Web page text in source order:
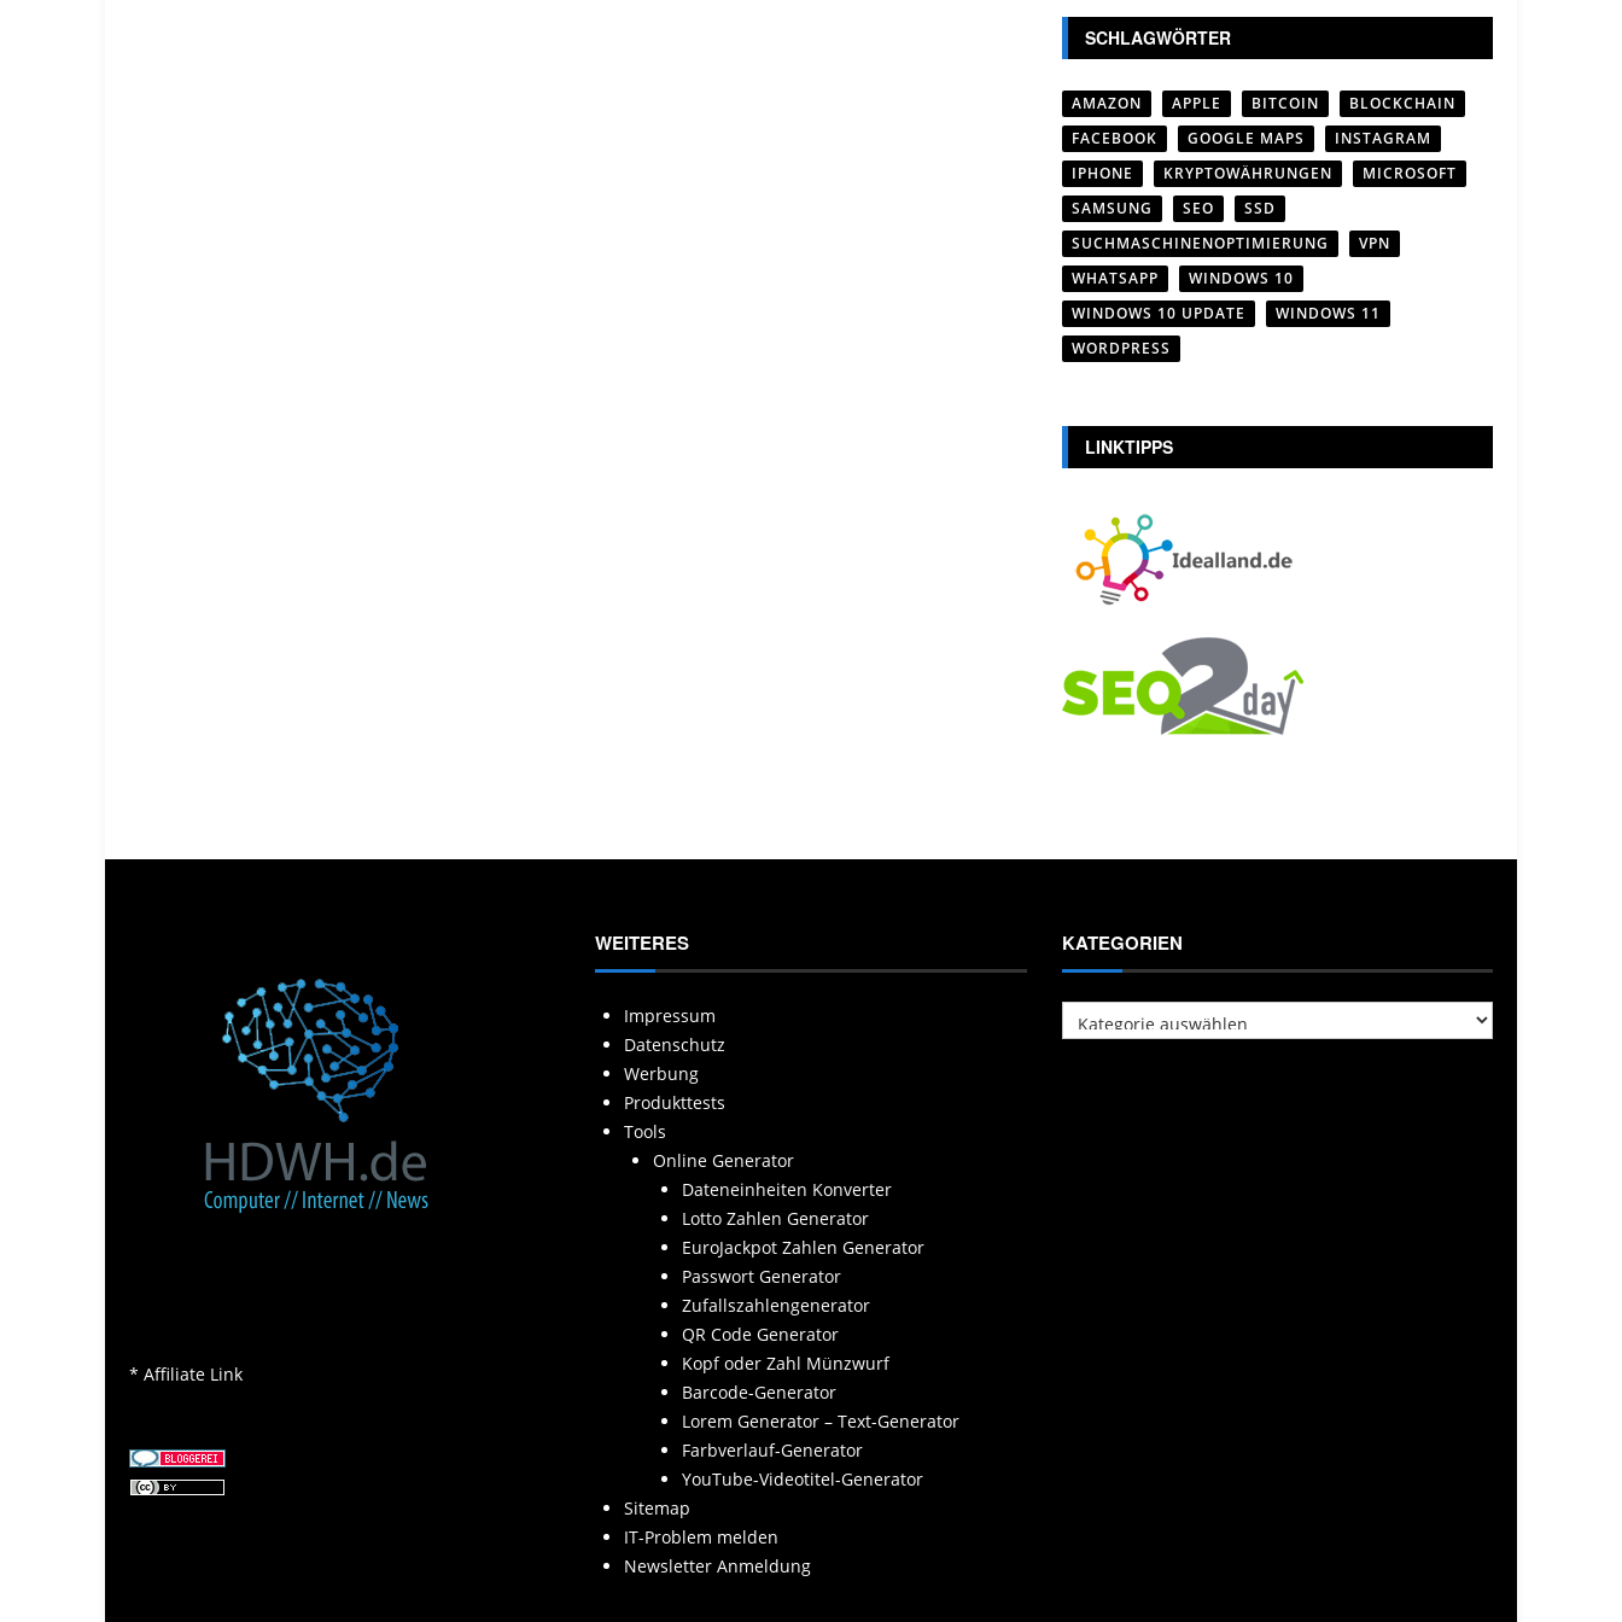
SCHLAGWÖRTER
AMAZON APPLE BITCOIN
BLOCKCHAIN
FACEBOOK
GOOGLE MAPS
INSTAGRAM
IPHONE
KRYPTOWÄHRUNGEN
MICROSOFT
SAMSUNG
SEO
SSD
SUCHMASCHINENOPTIMIERUNG
VPN
WHATSAPP
WINDOWS 10
WINDOWS 10 UPDATE
WINDOWS 11
WORDPRESS
LINKTIPPS
* Affiliate Link
WEITERES
Impressum
Datenschutz
Werbung
Produkttests
Tools
Online Generator
Dateneinheiten Konverter
Lotto Zahlen Generator
EuroJackpot Zahlen Generator
Passwort Generator
Zufallszahlengenerator
QR Code Generator
Kopf oder Zahl Münzwurf
Barcode-Generator
Lorem Generator – Text-Generator
Farbverlauf-Generator
YouTube-Videotitel-Generator
Sitemap
IT-Problem melden
Newsletter Anmeldung
KATEGORIEN
Kategorien